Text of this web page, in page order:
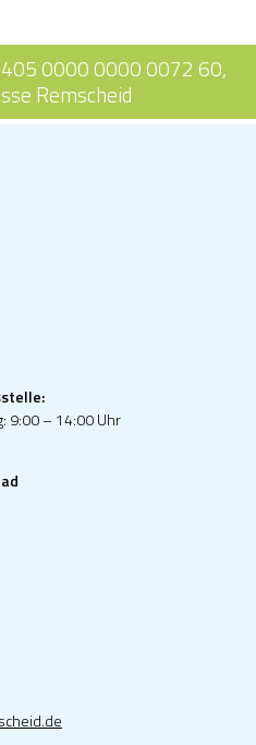
0000 0000 0072 60,
Remscheid
9:00 – 14:00 Uhr